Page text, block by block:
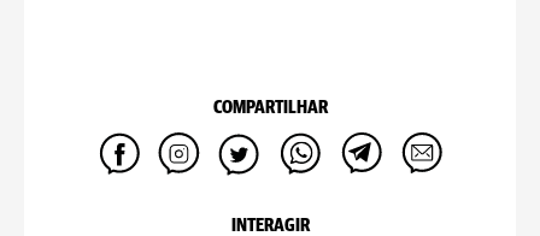
COMPARTILHAR
INTERAGIR